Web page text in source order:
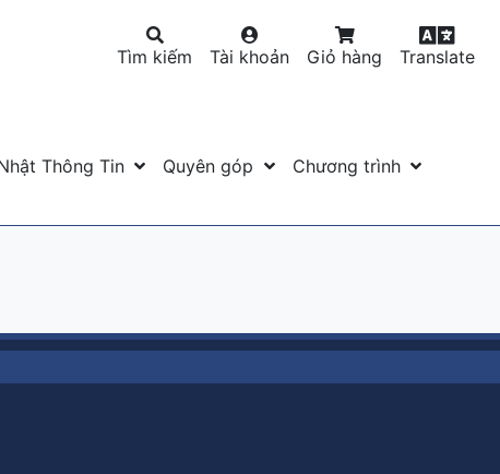
Tìm kiếm Tài khoản Giỏ hàng Translate
Thông Tin Quyên góp
Chương trình